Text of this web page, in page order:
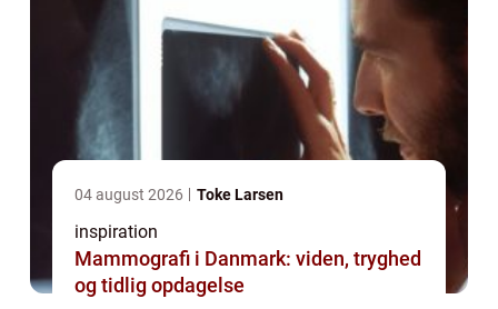
04 august 2026 Toke Larsen
inspiration
Mammografi i Danmark: viden, tryghed
og tidlig opdagelse